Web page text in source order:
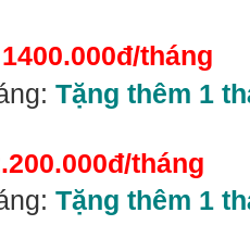
1400.000đ/tháng
Tặng thêm 1
tháng
Tặng thêm 1